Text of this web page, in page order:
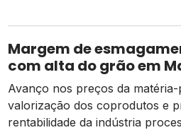
Margem de
com alta do grão em
Avanço nos preços da
valorização dos coprodutos e
rentabilidade da indústria